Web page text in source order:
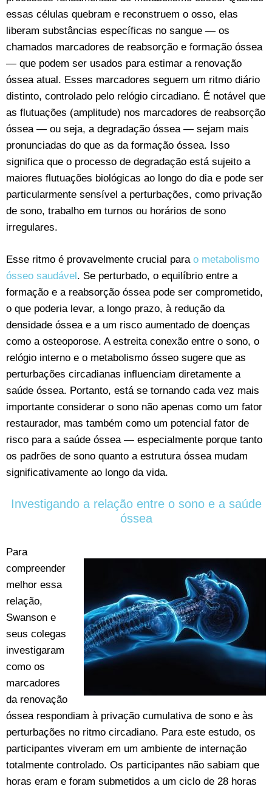
essas células quebram e reconstruem o osso, elas
liberam substâncias específicas no sangue — os
chamados marcadores de reabsorção e formação óssea
— que podem ser usados para estimar a renovação
óssea atual. Esses marcadores seguem um ritmo diário
distinto, controlado pelo relógio circadiano. É notável que
as flutuações (amplitude) nos marcadores de reabsorção
óssea — ou seja, a degradação óssea — sejam mais
pronunciadas do que as da formação óssea. Isso
significa que o processo de degradação está sujeito a
maiores flutuações biológicas ao longo do dia e pode ser
particularmente sensível a perturbações, como privação
de sono, trabalho em turnos ou horários de sono
irregulares.
Esse ritmo é provavelmente crucial para o metabolismo
ósseo saudável. Se perturbado, o equilíbrio entre a
formação e a reabsorção óssea pode ser comprometido,
o que poderia levar, a longo prazo, à redução da
densidade óssea e a um risco aumentado de doenças
como a osteoporose. A estreita conexão entre o sono, o
relógio interno e o metabolismo ósseo sugere que as
perturbações circadianas influenciam diretamente a
saúde óssea. Portanto, está se tornando cada vez mais
importante considerar o sono não apenas como um fator
restaurador, mas também como um potencial fator de
risco para a saúde óssea — especialmente porque tanto
os padrões de sono quanto a estrutura óssea mudam
significativamente ao longo da vida.
Investigando a relação entre o sono e a saúde
óssea
Para
compreender
melhor essa
relação,
Swanson e
seus colegas
investigaram
como os
marcadores
da renovação
óssea respondiam à privação cumulativa de sono e às
perturbações no ritmo circadiano. Para este estudo, os
participantes viveram em um ambiente de internação
totalmente controlado. Os participantes não sabiam que
horas eram e foram submetidos a um ciclo de 28 horas